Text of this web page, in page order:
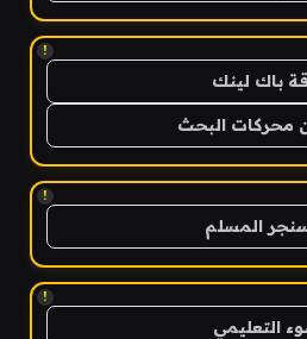
!
باك لينك
محركات البحث
!
المسلم
!
التعليمي